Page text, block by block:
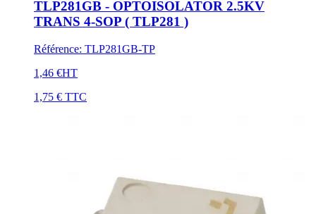
TLP281GB - OPTOISOLATOR 2.5KV
TRANS 4-SOP ( TLP281 )
Référence: TLP281GB-TP
1,46 €HT
1,75 € TTC